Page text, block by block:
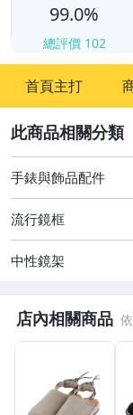
99.0%
總評價 102
首頁主打
男性精品與服飾
手錶與飾品配件
流行鏡框
中性鏡架
店內相關商品